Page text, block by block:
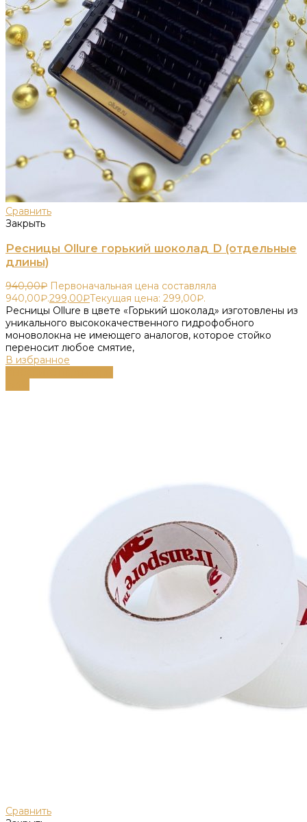
Сравнить
Закрыть
Ресницы Ollure горький шоколад D (отдельные
длины)
940,00₽ Первоначальная цена составляла
940,00₽.299,00₽Текущая цена: 299,00₽.
Ресницы Ollure в цвете «Горький шоколад» изготовлены из
уникального высококачественного гидрофобного
моноволокна не имеющего аналогов, которое стойко
переносит любое смятие,
В избранное
Сравнить